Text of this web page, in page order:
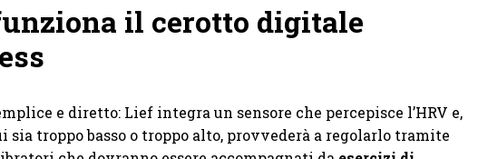
il cerotto digitale
e diretto: Lief integra un sensore che percepisce l’HRV e,
sia troppo basso o troppo alto, provvederà a regolarlo tramite